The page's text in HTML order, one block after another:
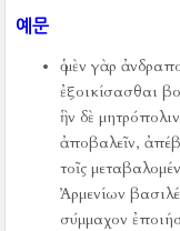
예문
ὁ μὲν γὰρ
ἐξοικίσασθαι
ἣν δὲ
ἀποβαλεῖν,
τοῖς
Ἀρμενίων
σύμμαχον